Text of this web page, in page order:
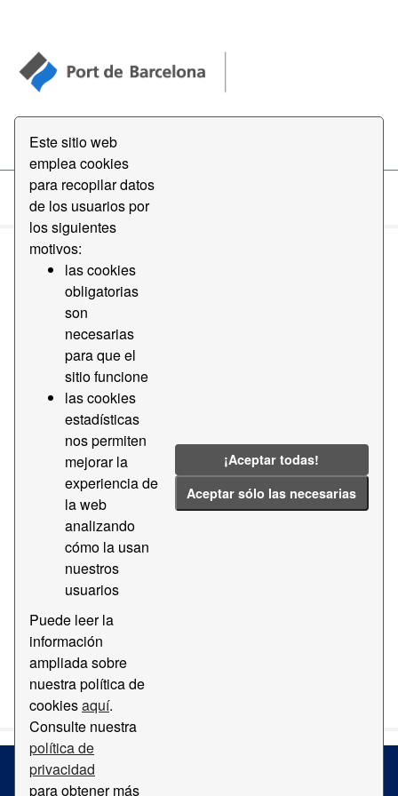
Este sitio web
emplea cookies
para recopilar datos
de los usuarios por
los siguientes
motivos:
las cookies
obligatorias
son
necesarias
para que el
sitio funcione
las cookies
estadísticas
nos permiten
mejorar la
experiencia de
la web
analizando
cómo la usan
nuestros
usuarios
Puede leer la
información
ampliada sobre
nuestra política de
cookiesaquí.
Consulte nuestra
política de
privacidad
para obtener más
¡Aceptar todas!
Aceptar sólo las necesarias
Open Data
Datasets
Order by
1 conjunto de datos encontrado
Mapa
2011
2014
Filter Results
Ortofotomapa
Mapa con ortofotomapa del Puerto de Barcelona
Docs).